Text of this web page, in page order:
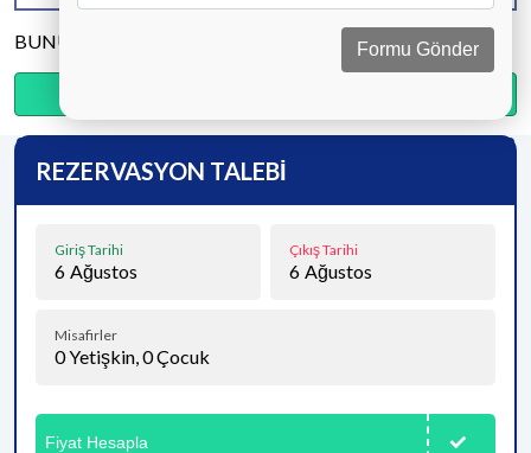
BUNU PAYLAŞ
REZERVASYON TALEBİ
Giriş Tarihi
6 Ağustos
Çıkış Tarihi
6 Ağustos
Misafirler
0Yetişkin,0Çocuk
Fiyat Hesapla
Formu Gönder